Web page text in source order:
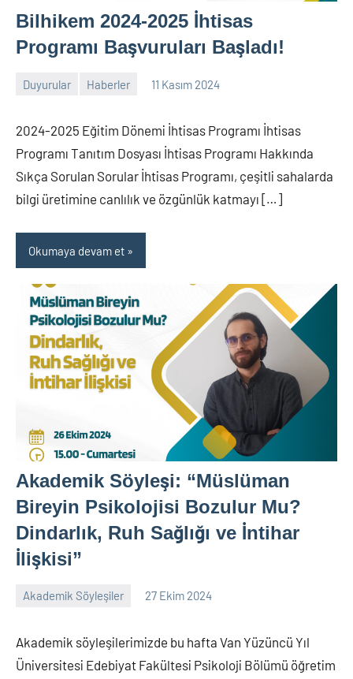
Bilhikem 2024-2025 İhtisas
Programı Başvuruları Başladı!
Duyurular Haberler 11 Kasım 2024
nw_bhcenter
2024-2025 Eğitim Dönemi İhtisas Programı İhtisas
Programı Tanıtım Dosyası İhtisas Programı Hakkında
Sıkça Sorulan Sorular İhtisas Programı, çeşitli sahalarda
bilgi üretimine canlılık ve özgünlük katmayı […]
Okumaya devam et
Akademik Söyleşi: “Müslüman
Bireyin Psikolojisi Bozulur Mu?
Dindarlık, Ruh Sağlığı ve İntihar
İlişkisi”
Akademik Söyleşiler 27 Ekim 2024
Akademik söyleşilerimizde bu hafta Van Yüzüncü Yıl
Üniversitesi Edebiyat Fakültesi Psikoloji Bölümü öğretim